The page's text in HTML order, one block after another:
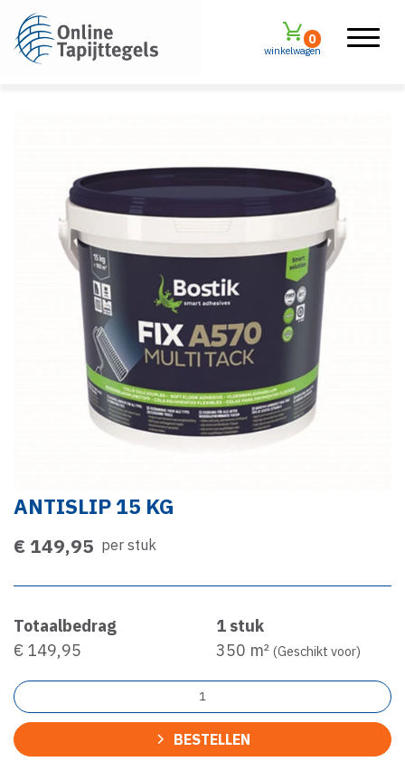
winkelwagen
0
ANTISLIP 15 KG
€ 149,95 per stuk
Totaalbedrag
€ 149,95
1 stuk
350 m² (Geschikt voor)
BESTELLEN